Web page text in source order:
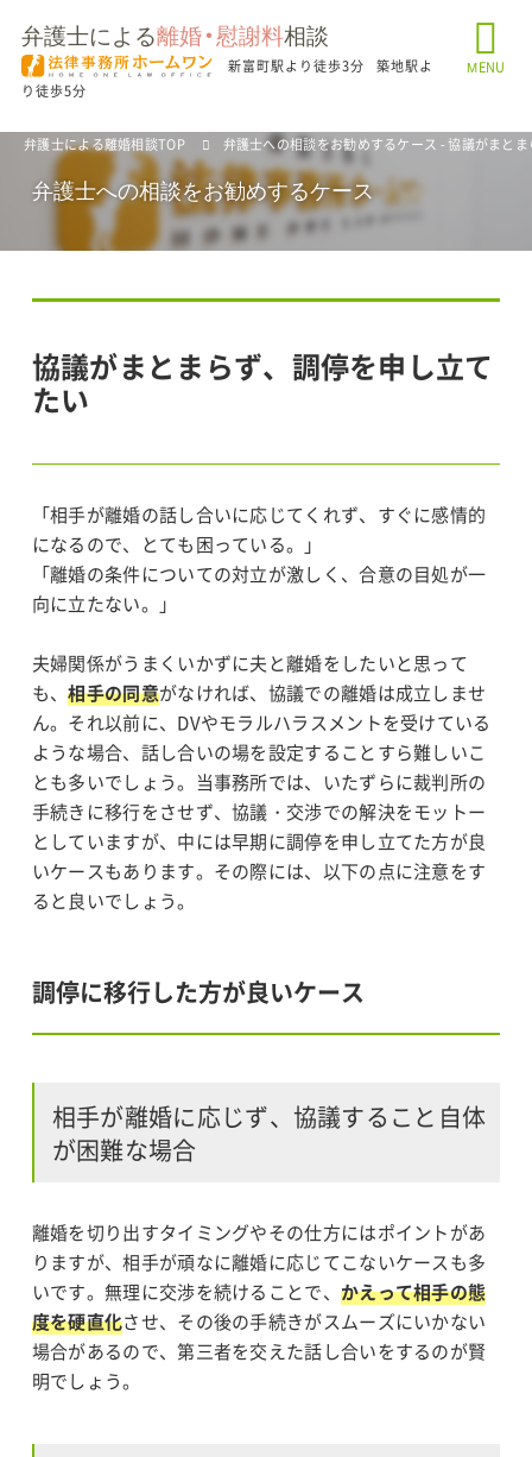
弁護士による離婚・慰謝料相談
新富町駅より徒歩3分
築地駅よ
り徒歩5分
MENU
弁護士による離婚相談TOP 弁護士への相談をお勧めするケース - 協議がまと
弁護士への相談をお勧めするケース
協議がまとまらず、調停を申し立て
たい
「相手が離婚の話し合いに応じてくれず、すぐに感情的
になるので、とても困っている。」
「離婚の条件についての対立が激しく、合意の目処が一
向に立たない。」
夫婦関係がうまくいかずに夫と離婚をしたいと思って
も、相手の同意がなければ、協議での離婚は成立しませ
ん。それ以前に、DVやモラルハラスメントを受けている
ような場合、話し合いの場を設定することすら難しいこ
とも多いでしょう。当事務所では、いたずらに裁判所の
手続きに移行をさせず、協議・交渉での解決をモットー
としていますが、中には早期に調停を申し立てた方が良
いケースもあります。その際には、以下の点に注意をす
ると良いでしょう。
調停に移行した方が良いケース
相手が離婚に応じず、協議すること自体
が困難な場合
離婚を切り出すタイミングやその仕方にはポイントがあ
りますが、相手が頑なに離婚に応じてこないケースも多
いです。無理に交渉を続けることで、 かえって相手の態
度を硬直化させ、その後の手続きがスムーズにいかない
場合があるので、第三者を交えた話し合いをするのが賢
明でしょう。